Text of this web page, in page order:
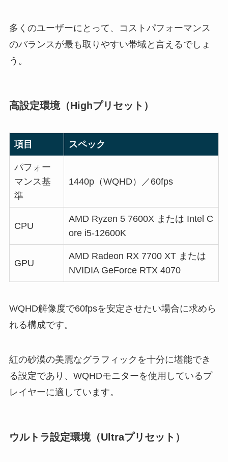
多くのユーザーにとって、コストパフォーマンス
のバランスが最も取りやすい帯域と言えるでしょ
う。
高設定環境（Highプリセット）
項目 スペック
パフォー
マンス基
準
1440p（WQHD）／60fps
CPU
AMD Ryzen 5 7600X または Intel C
ore i5-12600K
GPU
AMD Radeon RX 7700 XT または
NVIDIA GeForce RTX 4070
WQHD解像度で60fpsを安定させたい場合に求めら
れる構成です。
紅の砂漠の美麗なグラフィックを十分に堪能でき
る設定であり、WQHDモニターを使用しているプ
レイヤーに適しています。
ウルトラ設定環境（Ultraプリセット）